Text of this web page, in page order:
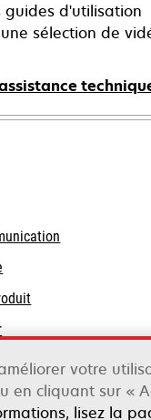
guides d'utilisation
sélection de
dans
un
nouvel
votre
en cliquant sur «
lisez la